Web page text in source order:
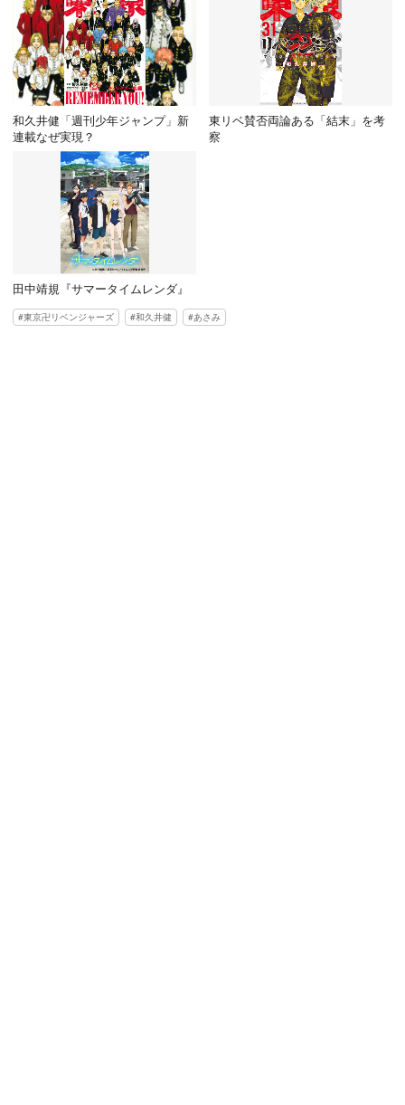
和久井健「週刊少年ジャンプ」新
連載なぜ実現？
東リベ賛否両論ある「結末」を考
察
田中靖規『サマータイムレンダ』
東京卍リベンジャーズ 和久井健 あさみ